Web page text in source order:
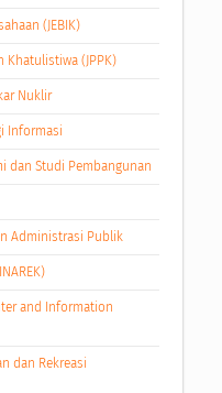
(JEBIK)
Khatulistiwa (JPPK)
Nuklir
Informasi
dan Studi Pembangunan
Administrasi Publik
and Information
dan Rekreasi